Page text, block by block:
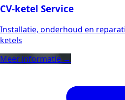
CV-ketel Service
Installatie, onderhoud en
ketels
Meer informatie →